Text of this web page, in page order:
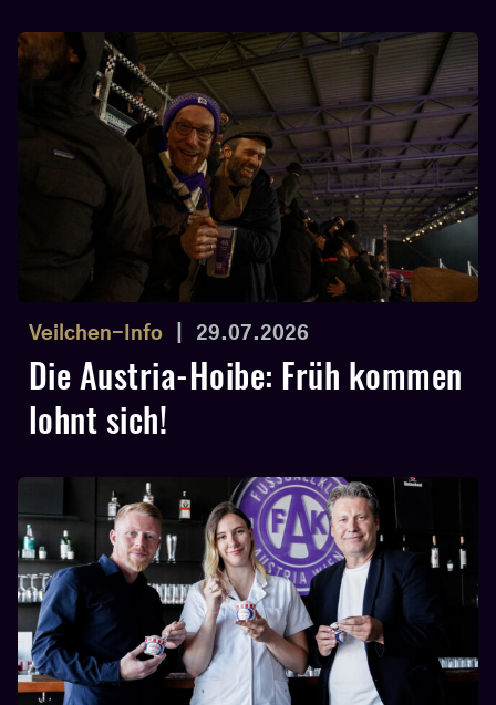
Veilchen-Info 29.07.2026
Die Austria-Hoibe: Früh kommen
lohnt sich!